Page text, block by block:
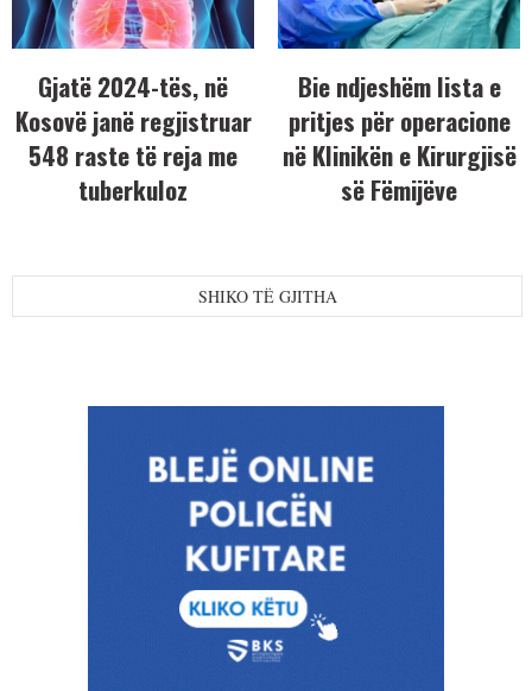
Gjatë 2024-tës, në
Kosovë janë regjistruar
548 raste të reja me
tuberkuloz
Bie ndjeshëm lista e
pritjes për operacione
në Klinikën e Kirurgjisë
së Fëmijëve
SHIKO TË GJITHA